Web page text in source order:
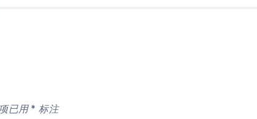
已用* 标注